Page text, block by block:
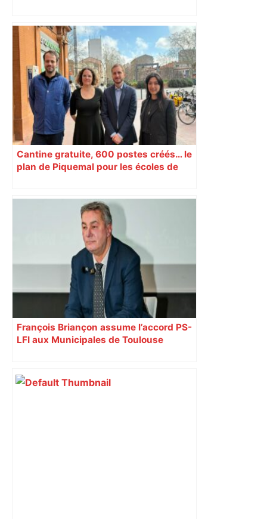
Vous pensiez que c’était comme une
voiture ? La vérité sur les avions qui
reculent – ici.fr
Cantine gratuite, 600 postes créés… le
plan de Piquemal pour les écoles de
François Briançon assume l’accord PS-
LFI aux Municipales de Toulouse